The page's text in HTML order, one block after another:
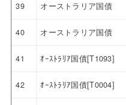
39 オーストラリア国債
40 オーストラリア国債
41 ｵｰｽﾄﾗﾘｱ国債[T1093]
42 ｵｰｽﾄﾗﾘｱ国債[T0004]